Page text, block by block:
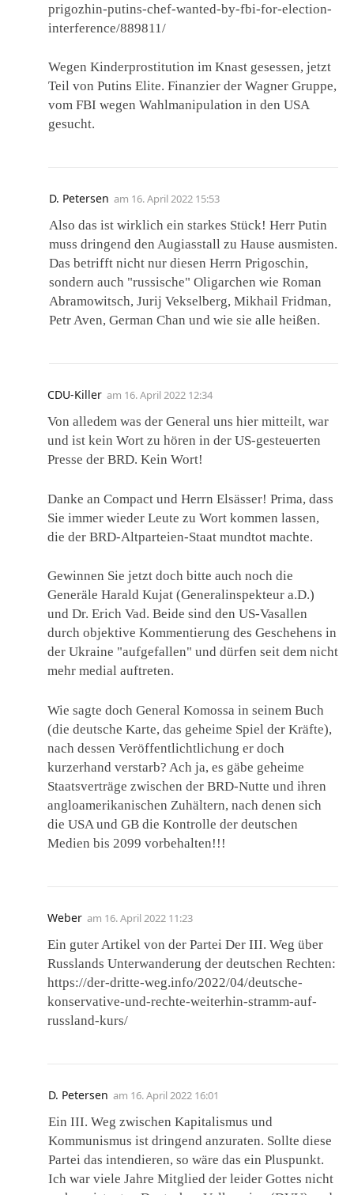
prigozhin-putins-chef-wanted-by-fbi-for-election-
interference/889811/
Wegen Kinderprostitution im Knast gesessen, jetzt
Teil von Putins Elite. Finanzier der Wagner Gruppe,
vom FBI wegen Wahlmanipulation in den USA
gesucht.
D. Petersen am 16. April 2022 15:53
Also das ist wirklich ein starkes Stück! Herr Putin
muss dringend den Augiasstall zu Hause ausmisten.
Das betrifft nicht nur diesen Herrn Prigoschin,
sondern auch "russische" Oligarchen wie Roman
Abramowitsch, Jurij Vekselberg, Mikhail Fridman,
Petr Aven, German Chan und wie sie alle heißen.
CDU-Killer am 16. April 2022 12:34
Von alledem was der General uns hier mitteilt, war
und ist kein Wort zu hören in der US-gesteuerten
Presse der BRD. Kein Wort!
Danke an Compact und Herrn Elsässer! Prima, dass
Sie immer wieder Leute zu Wort kommen lassen,
die der BRD-Altparteien-Staat mundtot machte.
Gewinnen Sie jetzt doch bitte auch noch die
Generäle Harald Kujat (Generalinspekteur a.D.)
und Dr. Erich Vad. Beide sind den US-Vasallen
durch objektive Kommentierung des Geschehens in
der Ukraine "aufgefallen" und dürfen seit dem nicht
mehr medial auftreten.
Wie sagte doch General Komossa in seinem Buch
(die deutsche Karte, das geheime Spiel der Kräfte),
nach dessen Veröffentlichtlichung er doch
kurzerhand verstarb? Ach ja, es gäbe geheime
Staatsverträge zwischen der BRD-Nutte und ihren
angloamerikanischen Zuhältern, nach denen sich
die USA und GB die Kontrolle der deutschen
Medien bis 2099 vorbehalten!!!
Weber am 16. April 2022 11:23
Ein guter Artikel von der Partei Der III. Weg über
Russlands Unterwanderung der deutschen Rechten:
https://der-dritte-weg.info/2022/04/deutsche-
konservative-und-rechte-weiterhin-stramm-auf-
russland-kurs/
D. Petersen am 16. April 2022 16:01
Ein III. Weg zwischen Kapitalismus und
Kommunismus ist dringend anzuraten. Sollte diese
Partei das intendieren, so wäre das ein Pluspunkt.
Ich war viele Jahre Mitglied der leider Gottes nicht